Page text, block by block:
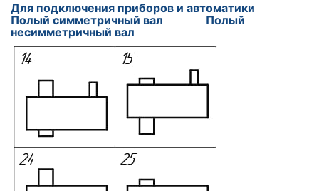
Для подключения приборов и автоматики
Полый симметричный вал Полый
несимметричный вал